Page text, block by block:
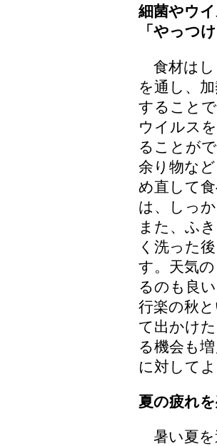
細菌やウ
「やっつ
食材はし
を通し、
すること
ウイルス
ることが
余り物な
め直して
は、しっ
また、ふ
く洗った
す。天気
るのも良
行楽の秋
て出かけ
る機会も
に対して
夏の疲れ
暑い夏を